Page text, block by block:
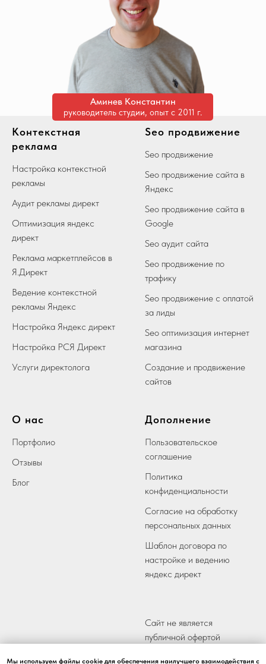
Аминев Константин
руководитель студии, опыт с 2011 г.
Контекстная
реклама
Настройка контекстной
рекламы
Аудит рекламы директ
Оптимизация яндекс
директ
Реклама маркетплейсов в
Я.Директ
Ведение контекстной
рекламы Яндекс
Настройка Яндекс директ
Настройка РСЯ Директ
Услуги директолога
Seo продвижение
Seo продвижение
Seo продвижение сайта в
Яндекс
Seo продвижение сайта в
Google
Seo аудит сайта
Seo продвижение по
трафику
Seo продвижение с оплатой
за лиды
Seo оптимизация интернет
магазина
Создание и продвижение
сайтов
О нас
Портфолио
Отзывы
Блог
Дополнение
Пользовательское
соглашение
Политика
конфиденциальности
Согласие на обработку
персональных данных
Шаблон договора по
настройке и ведению
яндекс директ
Сайт не является
публичной офертой
Мы используем файлы cookie для обеспечения наилучшего взаимодействия с